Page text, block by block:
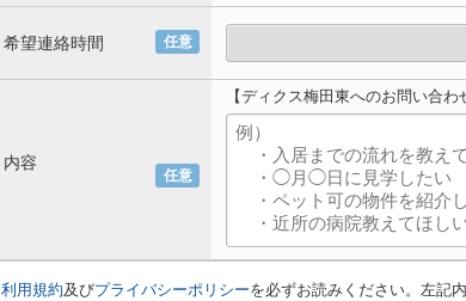
任意
希望連絡時間
任意
内容
【ディクス梅田東へのお問い合わ
利用規約及びプライバシーポリシーを必ずお読みください。左記